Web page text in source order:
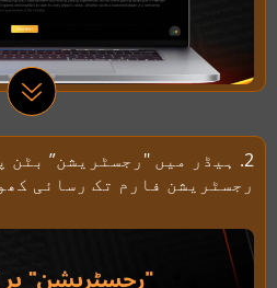
2. ہیڈر میں "رجسٹریشن” بٹن
رجسٹریشن فارم تک رسائی